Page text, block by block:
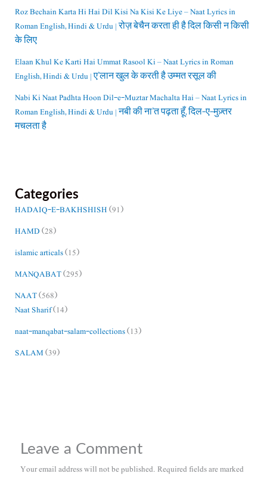
Roz Bechain Karta Hi Hai Dil Kisi Na Kisi Ke Liye – Naat Lyrics in
Roman English, Hindi & Urdu | रोज़ बेचैन करता ही है दिल किसी न किसी
के लिए
Elaan Khul Ke Karti Hai Ummat Rasool Ki – Naat Lyrics in Roman
English, Hindi & Urdu | ए’लान खुल के करती है उम्मत रसूल की
Nabi Ki Naat Padhta Hoon Dil-e-Muztar Machalta Hai – Naat Lyrics in
Roman English, Hindi & Urdu | नबी की ना’त पढ़ता हूँ, दिल-ए-मुज़्तर
मचलता है
Categories
HADAIQ-E-BAKHSHISH(91)
HAMD(28)
islamic articals(15)
MANQABAT(295)
NAAT(568)
Naat Sharif(14)
naat-manqabat-salam-collections(13)
SALAM(39)
Leave a Comment
Your email address will not be published.Required fields are marked